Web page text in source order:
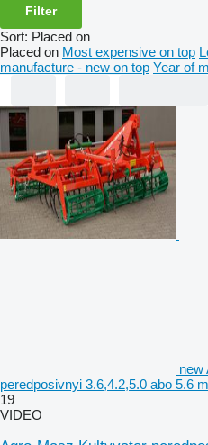
Filter
Sort: Placed on
Placed on Most expensive on top
manufacture - new on top Year of
new
peredposivnyi 3.6,4.2,5.0 abo 5.6
19
VIDEO